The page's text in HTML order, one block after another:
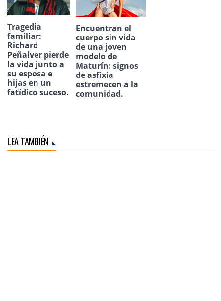
Tragedia
familiar:
Richard
Peñalver pierde
la vida junto a
su esposa e
hijas en un
fatídico suceso.
Encuentran el
cuerpo sin vida
de una joven
modelo de
Maturín: signos
de asfixia
estremecen a la
comunidad.
LEA TAMBIÉN